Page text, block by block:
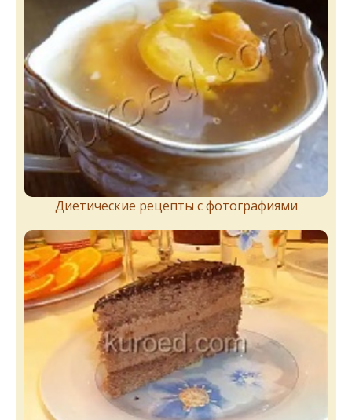
Диетические рецепты с фотографиями